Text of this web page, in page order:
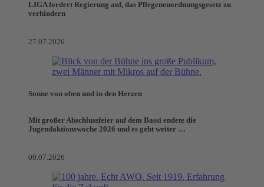
LIGA fordert Regierung auf, das Pflegeneuordnungsgesetz zu
verhindern
27.07.2026
Sonne von oben und in den Herzen
Mit großer Abschlussfeier auf dem Bassi endete die
Jugendaktionswoche 2026 und es geht weiter …
09.07.2026